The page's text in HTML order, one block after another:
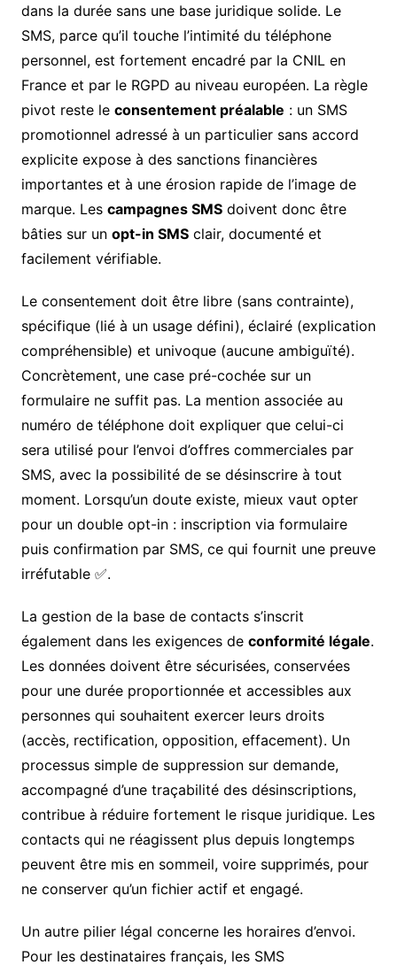
dans la durée sans une base juridique solide. Le
SMS, parce qu’il touche l’intimité du téléphone
personnel, est fortement encadré par la CNIL en
France et par le RGPD au niveau européen. La règle
pivot reste le consentement préalable : un SMS
promotionnel adressé à un particulier sans accord
explicite expose à des sanctions financières
importantes et à une érosion rapide de l’image de
marque. Les campagnes SMSdoivent donc être
bâties sur un opt-in SMSclair, documenté et
facilement vérifiable.
Le consentement doit être libre (sans contrainte),
spécifique (lié à un usage défini), éclairé (explication
compréhensible) et univoque (aucune ambiguïté).
Concrètement, une case pré-cochée sur un
formulaire ne suffit pas. La mention associée au
numéro de téléphone doit expliquer que celui-ci
sera utilisé pour l’envoi d’offres commerciales par
SMS, avec la possibilité de se désinscrire à tout
moment. Lorsqu’un doute existe, mieux vaut opter
pour un double opt-in : inscription via formulaire
puis confirmation par SMS, ce qui fournit une preuve
irréfutable ✅.
La gestion de la base de contacts s’inscrit
également dans les exigences de conformité légale.
Les données doivent être sécurisées, conservées
pour une durée proportionnée et accessibles aux
personnes qui souhaitent exercer leurs droits
(accès, rectification, opposition, effacement). Un
processus simple de suppression sur demande,
accompagné d’une traçabilité des désinscriptions,
contribue à réduire fortement le risque juridique. Les
contacts qui ne réagissent plus depuis longtemps
peuvent être mis en sommeil, voire supprimés, pour
ne conserver qu’un fichier actif et engagé.
Un autre pilier légal concerne les horaires d’envoi.
Pour les destinataires français, les SMS